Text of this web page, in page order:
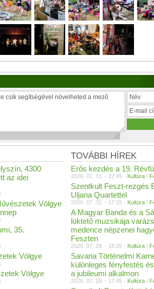
TOVÁBBI HÍREK
Erős kezdés a 19.
2026. 07. 31. - 22:45 - Kultúra /
Szentkult Feszt-rezgés
Uljana Quartettel
2026. 07. 31. - 17:15 - Kultúra /
A Magyar Banda és a
lüktető muzsikája
medence népzenei
Feszten
2026. 07. 28. - 18:25 - Kultúra /
Savaria Történelmi
különleges fényfestés
a jubileumi alkalmon
2026. 07. 28. - 17:45 - Kultúra /
4300
az idei
Völgye
35.
Völgye
Völgye